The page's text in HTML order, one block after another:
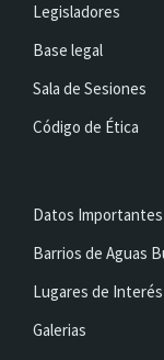
Legisladores
Base legal
Sala de Sesiones
Código de Ética
Datos
Barrios de Aguas
Lugares de Interés
Galerias